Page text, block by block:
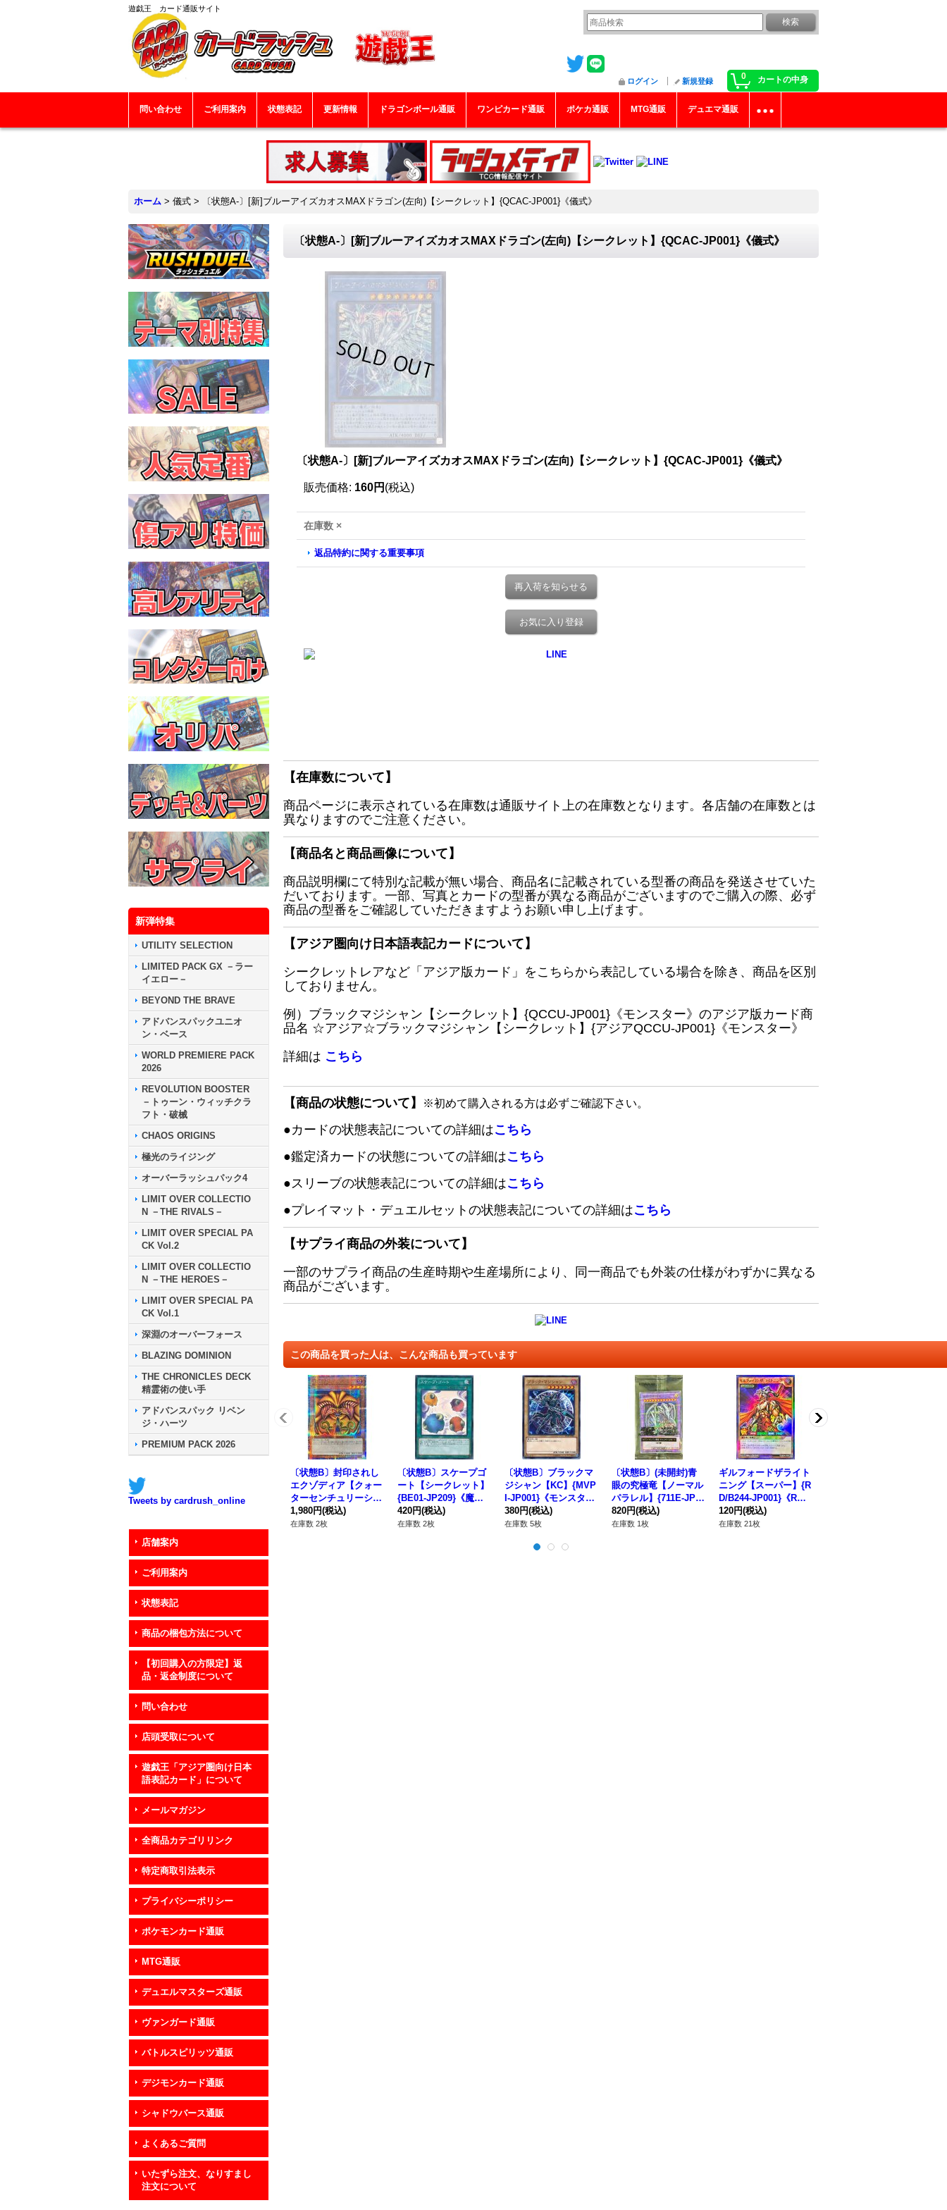
遊戯王 カード通販サイト
0 カートの中身
ログイン 新規登録
問い合わせ ご利用案内 状態表記 更新情報 ドラゴンボール通販 ワンピカード通販 ポケカ通販 MTG通販 デュエマ通販
ホーム > 儀式 > 〔状態A-〕[新]ブルーアイズカオスMAXドラゴン(左向)【シークレット】{QCAC-JP001}《儀式》
新弾特集
UTILITY SELECTION
LIMITED PACK GX －ラー
イエロー－
BEYOND THE BRAVE
アドバンスパックユニオ
ン・ベース
WORLD PREMIERE PACK
2026
REVOLUTION BOOSTER
－トゥーン・ウィッチクラ
フト・破械
CHAOS ORIGINS
極光のライジング
オーバーラッシュパック4
LIMIT OVER COLLECTIO
N －THE RIVALS－
LIMIT OVER SPECIAL PA
CK Vol.2
LIMIT OVER COLLECTIO
N －THE HEROES－
LIMIT OVER SPECIAL PA
CK Vol.1
深淵のオーバーフォース
BLAZING DOMINION
THE CHRONICLES DECK
精霊術の使い手
アドバンスパック リベン
ジ・ハーツ
PREMIUM PACK 2026
Tweets by cardrush_online
店舗案内
ご利用案内
状態表記
商品の梱包方法について
【初回購入の方限定】返
品・返金制度について
問い合わせ
店頭受取について
遊戯王「アジア圏向け日本
語表記カード」について
メールマガジン
全商品カテゴリリンク
特定商取引法表示
プライバシーポリシー
ポケモンカード通販
MTG通販
デュエルマスターズ通販
ヴァンガード通販
バトルスピリッツ通販
デジモンカード通販
シャドウバース通販
よくあるご質問
いたずら注文、なりすまし
注文について
〔状態A-〕[新]ブルーアイズカオスMAXドラゴン(左向)【シークレット】{QCAC-JP001}《儀式》
〔状態A-〕[新]ブルーアイズカオスMAXドラゴン(左向)【シークレット】{QCAC-JP001}《儀式》
販売価格: 160円 (税込)
在庫数 ×
返品特約に関する重要事項
再入荷を知らせる
お気に入り登録
【在庫数について】
商品ページに表示されている在庫数は通販サイト上の在庫数となります。各店舗の在庫数とは
異なりますのでご注意ください。
【商品名と商品画像について】
商品説明欄にて特別な記載が無い場合、商品名に記載されている型番の商品を発送させていた
だいております。一部、写真とカードの型番が異なる商品がございますのでご購入の際、必ず
商品の型番をご確認していただきますようお願い申し上げます。
【アジア圏向け日本語表記カードについて】
シークレットレアなど「アジア版カード」をこちらから表記している場合を除き、商品を区別
しておりません。
例）ブラックマジシャン【シークレット】{QCCU-JP001}《モンスター》のアジア版カード商
品名 ☆アジア☆ブラックマジシャン【シークレット】{アジアQCCU-JP001}《モンスター》
詳細は こちら
【商品の状態について】 ※初めて購入される方は必ずご確認下さい。
●カードの状態表記についての詳細はこちら
●鑑定済カードの状態についての詳細はこちら
●スリーブの状態表記についての詳細はこちら
●プレイマット・デュエルセットの状態表記についての詳細はこちら
【サプライ商品の外装について】
一部のサプライ商品の生産時期や生産場所により、同一商品でも外装の仕様がわずかに異なる
商品がございます。
この商品を買った人は、こんな商品も買っています
〔状態B〕封印されし
エクゾディア【クォー
ターセンチュリーシー
クレット】{TDPP-JP0
09}《モンスター》
1,980円(税込)
在庫数 2枚
〔状態B〕スケープゴ
ート【シークレット】
{BE01-JP209}《魔
法》
420円(税込)
在庫数 2枚
〔状態B〕ブラックマ
ジシャン【KC】{MVP
I-JP001}《モンスタ
ー》
380円(税込)
在庫数 5枚
〔状態B〕(未開封)青
眼の究極竜【ノーマル
パラレル】{711E-JP0
01}《融合》
820円(税込)
在庫数 1枚
ギルフォードザライト
ニング【スーパー】{R
D/B244-JP001}《RD
モンスター》
120円(税込)
在庫数 21枚